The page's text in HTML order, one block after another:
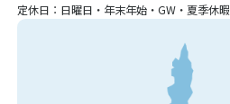
定休日：日曜日・年末年始・GW・夏季休暇